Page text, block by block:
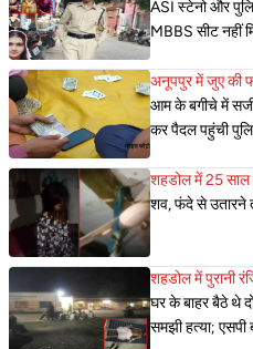
ASI स्टेनो और
MBBS सीट नहीं
अनूपपुर में जुए की
आम के बगीचे में
कर पैदल पहुंची
शहडोल में 25 साल
शव, फंदे से उतारने
शहडोल में पुरानी
घर के बाहर बैठे थे
समझी हत्या; एसपी